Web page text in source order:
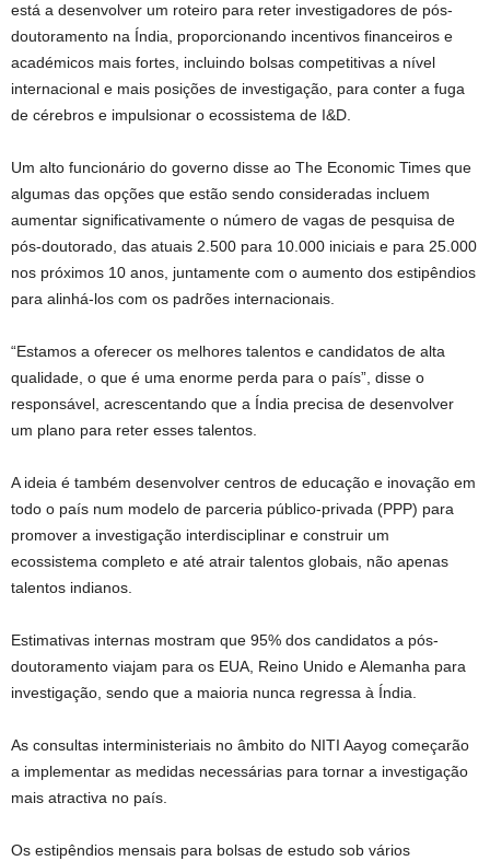
está a desenvolver um roteiro para reter investigadores de pós-
doutoramento na Índia, proporcionando incentivos financeiros e
académicos mais fortes, incluindo bolsas competitivas a nível
internacional e mais posições de investigação, para conter a fuga
de cérebros e impulsionar o ecossistema de I&D.
Um alto funcionário do governo disse ao The Economic Times que
algumas das opções que estão sendo consideradas incluem
aumentar significativamente o número de vagas de pesquisa de
pós-doutorado, das atuais 2.500 para 10.000 iniciais e para 25.000
nos próximos 10 anos, juntamente com o aumento dos estipêndios
para alinhá-los com os padrões internacionais.
“Estamos a oferecer os melhores talentos e candidatos de alta
qualidade, o que é uma enorme perda para o país”, disse o
responsável, acrescentando que a Índia precisa de desenvolver
um plano para reter esses talentos.
A ideia é também desenvolver centros de educação e inovação em
todo o país num modelo de parceria público-privada (PPP) para
promover a investigação interdisciplinar e construir um
ecossistema completo e até atrair talentos globais, não apenas
talentos indianos.
Estimativas internas mostram que 95% dos candidatos a pós-
doutoramento viajam para os EUA, Reino Unido e Alemanha para
investigação, sendo que a maioria nunca regressa à Índia.
As consultas interministeriais no âmbito do NITI Aayog começarão
a implementar as medidas necessárias para tornar a investigação
mais atractiva no país.
Os estipêndios mensais para bolsas de estudo sob vários